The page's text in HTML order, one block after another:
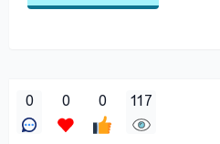
0 0 0 117